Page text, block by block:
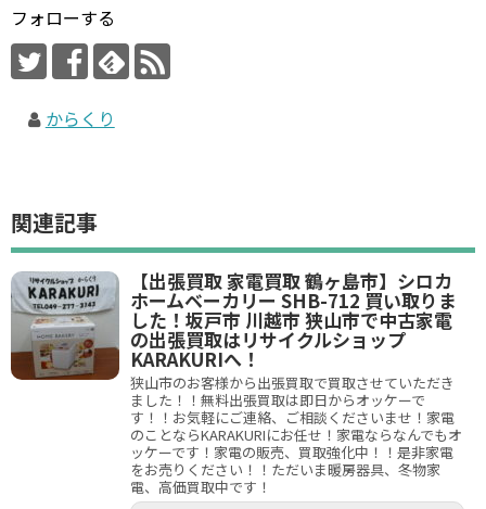
フォローする
からくり
関連記事
【出張買取 家電買取 鶴ヶ島市】シロカ
ホームベーカリー SHB-712 買い取りま
した！坂戸市 川越市 狭山市で中古家電
の出張買取はリサイクルショップ
KARAKURIへ！
狭山市のお客様から出張買取で買取させていただき
ました！！無料出張買取は即日からオッケーで
す！！お気軽にご連絡、ご相談くださいませ！家電
のことならKARAKURIにお任せ！家電ならなんでもオ
ッケーです！家電の販売、買取強化中！！是非家電
をお売りください！！ただいま暖房器具、冬物家
電、高価買取中です！